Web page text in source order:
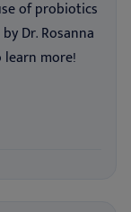
of probiotics
Dr. Rosanna
more!